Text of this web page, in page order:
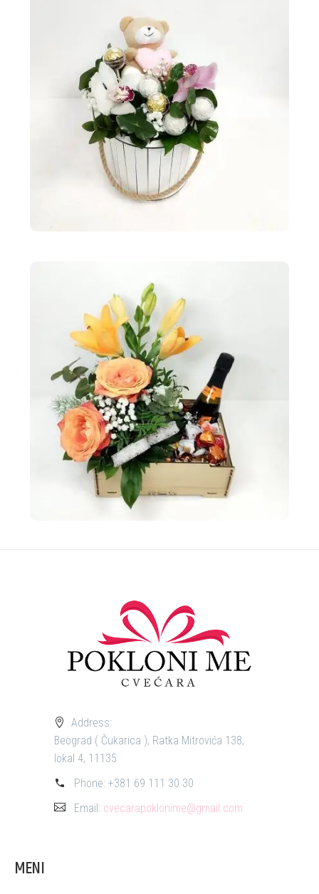
Address:
Beograd ( Čukarica ), Ratka Mitrovića 138,
lokal 4, 11135
Phone: +381 69 111 30 30
Email: cvecarapoklonime@gmail.com
MENI